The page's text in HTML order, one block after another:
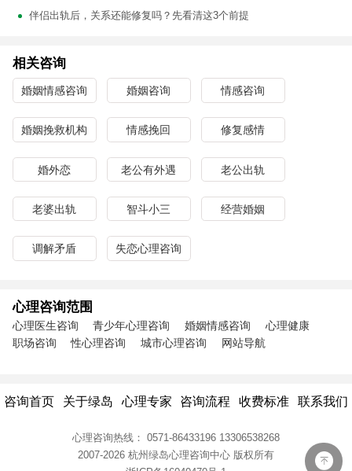
伴侣出轨后，关系还能修复吗？先看清这3个前提
相关咨询
婚姻情感咨询 婚姻咨询 情感咨询
婚姻挽救机构 情感挽回 修复感情
婚外恋 老公有外遇 老公出轨
老婆出轨 智斗小三 经营婚姻
调解矛盾 失恋心理咨询
心理咨询范围
心理医生咨询 青少年心理咨询 婚姻情感咨询
心理健康
职场咨询
性心理咨询 城市心理咨询 网站导航
咨询首页 关于绿岛 心理专家 咨询流程 收费标准 联系我们
心理咨询热线： 0571-86433196 13306538268
2007-2026 杭州绿岛心理咨询中心 版权所有